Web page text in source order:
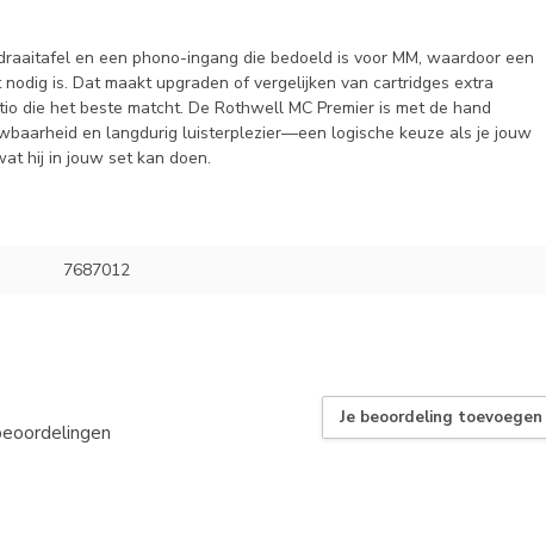
en een phono-ingang die bedoeld is voor MM, waardoor een
is. Dat maakt upgraden of vergelijken van cartridges extra
die het beste matcht. De Rothwell MC Premier is met de hand
en langdurig luisterplezier—een logische keuze als je jouw
hij in jouw set kan doen.
7687012
Je beoordeling toevoegen